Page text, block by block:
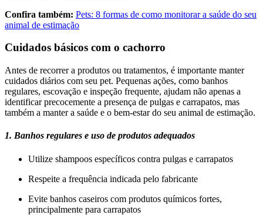
Confira também: Pets: 8 formas de como monitorar a saúde do seu
animal de estimação
Cuidados básicos com o cachorro
Antes de recorrer a produtos ou tratamentos, é importante manter
cuidados diários com seu pet. Pequenas ações, como banhos
regulares, escovação e inspeção frequente, ajudam não apenas a
identificar precocemente a presença de pulgas e carrapatos, mas
também a manter a saúde e o bem-estar do seu animal de estimação.
1. Banhos regulares e uso de produtos adequados
Utilize shampoos específicos contra pulgas e carrapatos
Respeite a frequência indicada pelo fabricante
Evite banhos caseiros com produtos químicos fortes,
principalmente para carrapatos